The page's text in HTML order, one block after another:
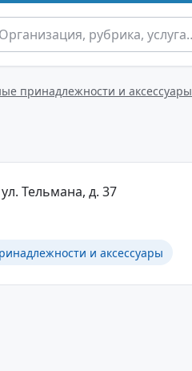
принадлежности и аксессуары
Тельмана, д. 37
и аксессуары